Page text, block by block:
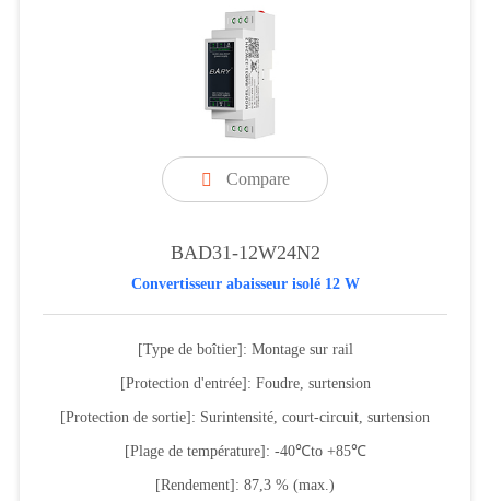
 Compare
BAD31-12W24N2
Convertisseur abaisseur isolé 12 W
[Type de boîtier]: Montage sur rail
[Protection d'entrée]: Foudre, surtension
[Protection de sortie]: Surintensité, court-circuit, surtension
[Plage de température]: -40℃to +85℃
[Rendement]: 87,3 % (max.)